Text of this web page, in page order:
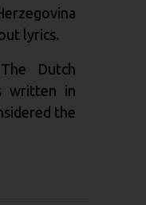
lyrics.
Dutch
written in
the